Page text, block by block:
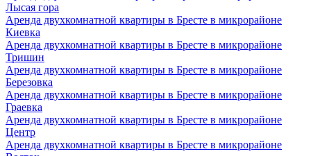
Лысая гора
Аренда двухкомнатной квартиры в Бресте в микрорайоне
Киевка
Аренда двухкомнатной квартиры в Бресте в микрорайоне
Тришин
Аренда двухкомнатной квартиры в Бресте в микрорайоне
Березовка
Аренда двухкомнатной квартиры в Бресте в микрорайоне
Граевка
Аренда двухкомнатной квартиры в Бресте в микрорайоне
Центр
Аренда двухкомнатной квартиры в Бресте в микрорайоне